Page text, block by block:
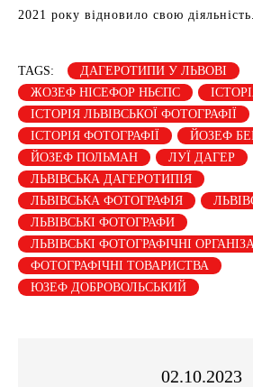
2021 року відновило свою діяльність.
TAGS:
ДАГЕРОТИПИ У ЛЬВОВІ
ЖОЗЕФ НІСЕФОР НЬЄПС
ІСТОРІЯ ЛЬВІВСЬКОЇ ФОТОГРАФІЇ
ІСТОРІЯ ФОТОГРАФІЇ
ЙОЗЕФ
ЙОЗЕФ ПОЛЬМАН
ЛУЇ ДАГЕР
ЛЬВІВСЬКА ДАГЕРОТИПІЯ
ЛЬВІВСЬКА ФОТОГРАФІЯ
ЛЬВІВСЬКІ ФОТОГРАФИ
ЛЬВІВСЬКІ ФОТОГРАФІЧНІ
ФОТОГРАФІЧНІ ТОВАРИСТВА
ЮЗЕФ ДОБРОВОЛЬСЬКИЙ
02.10.2023